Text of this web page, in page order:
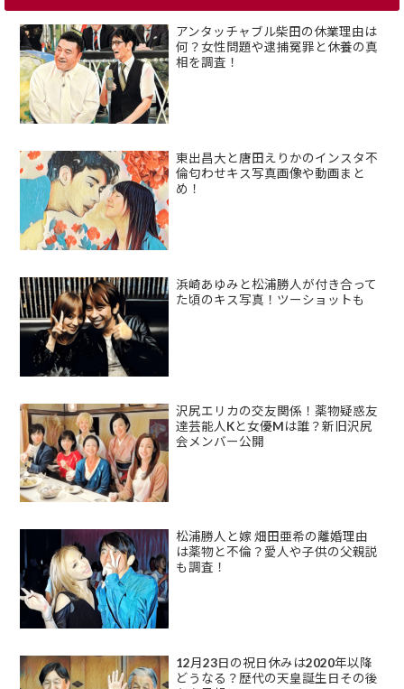
アンタッチャブル柴田の休業理由は
何？女性問題や逮捕冤罪と休養の真
相を調査！
東出昌大と唐田えりかのインスタ不
倫匂わせキス写真画像や動画まと
め！
浜崎あゆみと松浦勝人が付き合って
た頃のキス写真！ツーショットも
沢尻エリカの交友関係！薬物疑惑友
達芸能人Kと女優Mは誰？新旧沢尻
会メンバー公開
松浦勝人と嫁 畑田亜希の離婚理由
は薬物と不倫？愛人や子供の父親説
も調査！
12月23日の祝日休みは2020年以降
どうなる？歴代の天皇誕生日その後